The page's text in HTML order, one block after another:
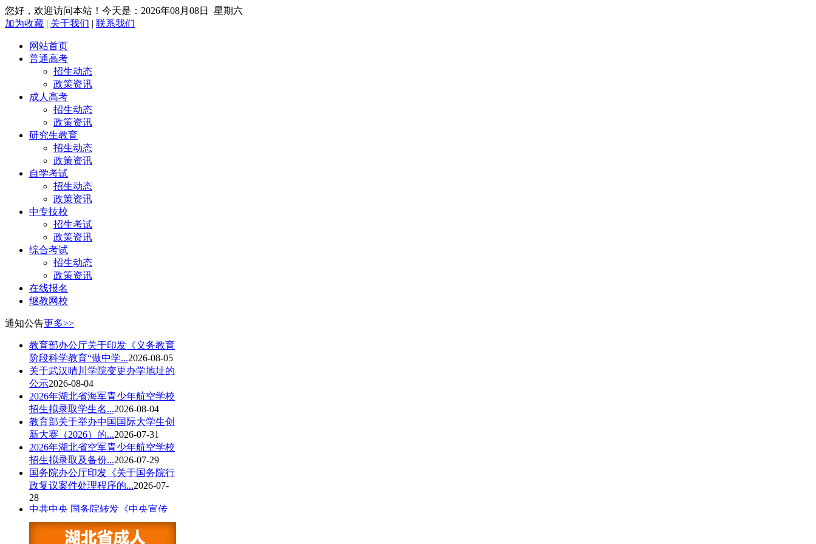
您好，欢迎访问本站！今天是：2026年08月08日 星期六
加为收藏 | 关于我们 | 联系我们
网站首页
普通高考
招生动态
政策资讯
成人高考
招生动态
政策资讯
研究生教育
招生动态
政策资讯
自学考试
招生动态
政策资讯
中专技校
招生考试
政策资讯
综合考试
招生动态
政策资讯
在线报名
继教网校
通知公告更多>>
教育部办公厅关于印发《义务教育
阶段科学教育“做中学... 2026-08-05
关于武汉晴川学院变更办学地址的
公示2026-08-04
2026年湖北省海军青少年航空学校
招生拟录取学生名... 2026-08-04
教育部关于举办中国国际大学生创
新大赛（2026）的... 2026-07-31
2026年湖北省空军青少年航空学校
招生拟录取及备份... 2026-07-29
国务院办公厅印发《关于国务院行
政复议案件处理程序的... 2026-07-
28
中共中央 国务院转发《中央宣传
部、司法部关于开展法...2026-07-